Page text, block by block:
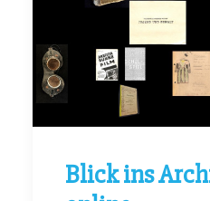
Blick ins